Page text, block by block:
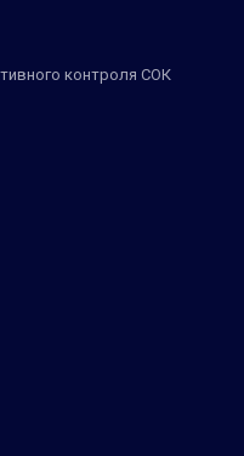
контроля СОК